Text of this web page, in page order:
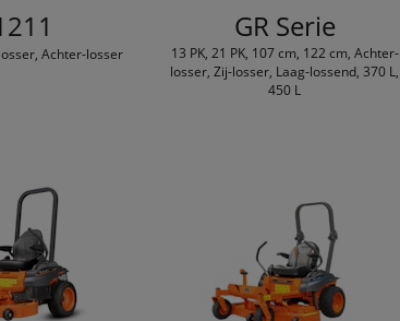
Achter-losser
GR Serie
13 PK, 21 PK, 107 cm, 122 cm, Achter-
losser, Zij-losser, Laag-lossend, 370 L,
450 L